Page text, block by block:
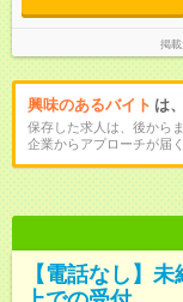
掲
興味のあるバイト は
保存した求人は、後から
企業からアプローチが届
【電話なし】